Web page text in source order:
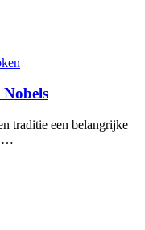
Nobels
traditie een belangrijke
…